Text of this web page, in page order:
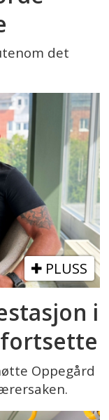
det
PLUSS
i
Oppegård